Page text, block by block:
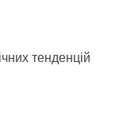
тенденцій